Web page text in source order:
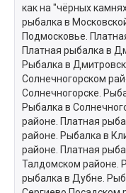
как на "чёрных
рыбалка в
Подмосковье.
Платная рыбалка в
Рыбалка в
Солнечногорском
Солнечногорске.
Рыбалка в
районе. Платная
районе. Рыбалка в
районе. Платная
Талдомском районе.
рыбалка в Дубне.